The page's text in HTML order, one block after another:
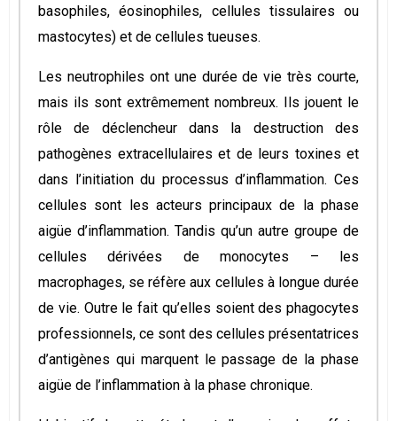
basophiles, éosinophiles, cellules tissulaires ou
mastocytes) et de cellules tueuses.
Les neutrophiles ont une durée de vie très courte,
mais ils sont extrêmement nombreux. Ils jouent le
rôle de déclencheur dans la destruction des
pathogènes extracellulaires et de leurs toxines et
dans l’initiation du processus d’inflammation. Ces
cellules sont les acteurs principaux de la phase
aigüe d’inflammation. Tandis qu’un autre groupe de
cellules dérivées de monocytes – les
macrophages, se réfère aux cellules à longue durée
de vie. Outre le fait qu’elles soient des phagocytes
professionnels, ce sont des cellules présentatrices
d’antigènes qui marquent le passage de la phase
aigüe de l’inflammation à la phase chronique.